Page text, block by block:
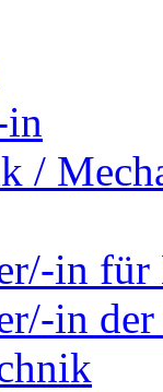
in
/
in für
in